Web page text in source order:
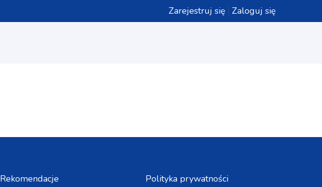
Zarejestruj się Zaloguj się
Rekomendacje
Polityka prywatności